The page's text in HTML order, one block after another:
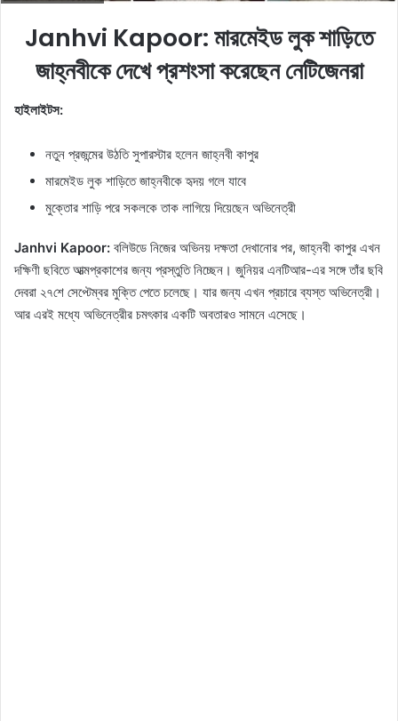
Janhvi Kapoor: মারমেইড লুক শাড়িতে
জাহ্নবীকে দেখে প্রশংসা করেছেন নেটিজেনরা
হাইলাইটস:
নতুন প্রজন্মের উঠতি সুপারস্টার হলেন জাহ্নবী কাপুর
মারমেইড লুক শাড়িতে জাহ্নবীকে হৃদয় গলে যাবে
মুক্তোর শাড়ি পরে সকলকে তাক লাগিয়ে দিয়েছেন অভিনেত্রী
Janhvi Kapoor: বলিউডে নিজের অভিনয় দক্ষতা দেখানোর পর, জাহ্নবী কাপুর এখন
দক্ষিণী ছবিতে আত্মপ্রকাশের জন্য প্রস্তুতি নিচ্ছেন। জুনিয়র এনটিআর-এর সঙ্গে তাঁর ছবি
দেবরা ২৭শে সেপ্টেম্বর মুক্তি পেতে চলেছে। যার জন্য এখন প্রচারে ব্যস্ত অভিনেত্রী।
আর এরই মধ্যে অভিনেত্রীর চমৎকার একটি অবতারও সামনে এসেছে।